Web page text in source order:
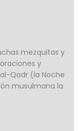
mezquitas y
y
Qadr (la Noche
musulmana la